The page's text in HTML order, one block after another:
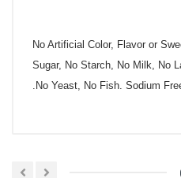
No Artificial Color, Flavor or
Sugar, No Starch, No Milk, No
No Yeast, No Fish. Sodium